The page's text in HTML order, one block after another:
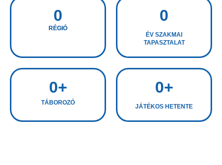
RÉGIÓ
0
ÉV SZAKMAI
TAPASZTALAT
0
TÁBOROZÓ
0+
JÁTÉKOS HETENTE
0+